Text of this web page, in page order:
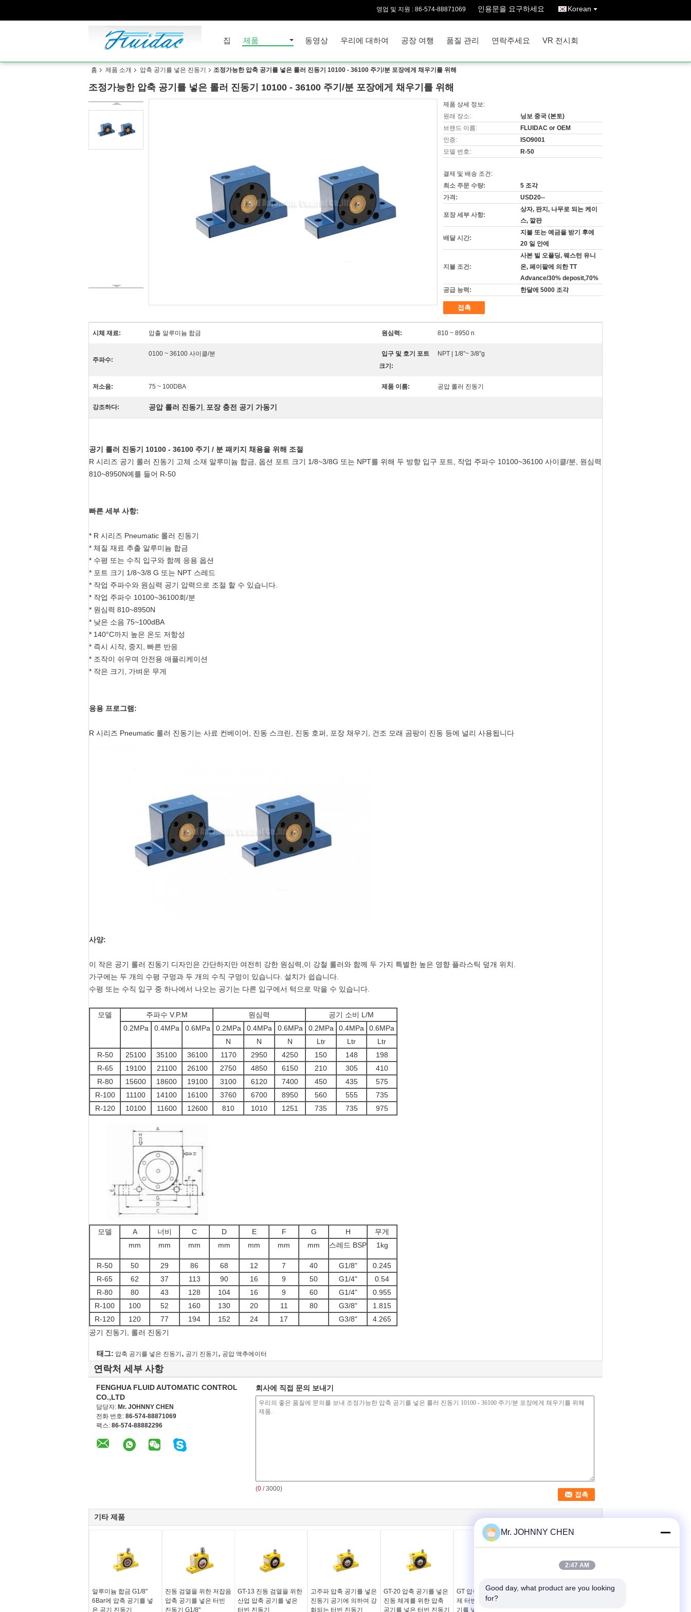
영업 및 지원 : 86-574-88871069 인용문을 요구하세요 Korean
집 제품 동영상 우리에 대하여 공장 여행 품질 관리 연락주세요 VR 전시회
홈 제품 소개 압축 공기를 넣은 진동기 조정가능한 압축 공기를 넣은 롤러 진동기 10100 - 36100 주기/분 포장에게 채우기를 위해
조정가능한 압축 공기를 넣은 롤러 진동기 10100 - 36100 주기/분 포장에게 채우기를 위해
제품 상세 정보:
원래 장소:
닝보 중국 (본토)
브랜드 이름:
FLUIDAC or OEM
인증:
ISO9001
모델 번호:
R-50
결제 및 배송 조건:
최소 주문 수량:
5 조각
가격:
USD20--
포장 세부 사항:
상자, 판지, 나무로 되는 케이
스, 깔판
배달 시간:
지불 또는 예금을 받기 후에
20 일 안에
지불 조건:
사본 빌 오플딩, 웨스턴 유니
온, 페이팔에 의한 TT
Advance/30% deposit,70%
공급 능력:
한달에 5000 조각
접촉
시체 재료: 압출 알루미늄 합금 원심력: 810 ~ 8950 n
주파수:
0100 ~ 36100 사이클/분
입구 및 호기 포트
크기:
NPT | 1/8”~ 3/8”g
저소음: 75 ~ 100DBA 제품 이름: 공압 롤러 진동기
강조하다: 공압 롤러 진동기 , 포장 충전 공기 가동기
공기 롤러 진동기 10100 - 36100 주기 / 분 패키지 채용을 위해 조절
R 시리즈 공기 롤러 진동기 고체 소재 알루미늄 합금, 옵션 포트 크기 1/8~3/8G 또는 NPT를 위해 두 방향 입구 포트, 작업 주파수 10100~36100 사이클/분, 원심력
810~8950N예를 들어 R-50
빠른 세부 사항:
* R 시리즈 Pneumatic 롤러 진동기
* 체질 재료 추출 알루미늄 합금
* 수평 또는 수직 입구와 함께 응용 옵션
* 포트 크기 1/8~3/8 G 또는 NPT 스레드
* 작업 주파수와 원심력 공기 압력으로 조절 할 수 있습니다.
* 작업 주파수 10100~36100회/분
* 원심력 810~8950N
* 낮은 소음 75~100dBA
* 140°C까지 높은 온도 저항성
* 즉시 시작, 중지, 빠른 반응
* 조작이 쉬우며 안전용 애플리케이션
* 작은 크기, 가벼운 무게
응용 프로그램:
R 시리즈 Pneumatic 롤러 진동기는 사료 컨베이어, 진동 스크린, 진동 호퍼, 포장 채우기, 건조 모래 곰팡이 진동 등에 널리 사용됩니다
사양:
이 작은 공기 롤러 진동기 디자인은 간단하지만 여전히 강한 원심력,이 강철 롤러와 함께 두 가지 특별한 높은 영향 플라스틱 덮개 위치.
가구에는 두 개의 수평 구멍과 두 개의 수직 구멍이 있습니다. 설치가 쉽습니다.
수평 또는 수직 입구 중 하나에서 나오는 공기는 다른 입구에서 턱으로 막을 수 있습니다.
모델 주파수 V.P.M 원심력
공기 소비 L/M
0.2MPa
0.4MPa 0.6MPa 0.2MPa 0.4MPa 0.6MPa 0.2MPa 0.4MPa
0.6MPa
N
N N Ltr Ltr
Ltr
R-50
25100 35100 36100 1170 2950 4250 150 148
198
R-65
19100 21100 26100 2750 4850 6150 210 305
410
R-80
15600 18600 19100 3100 6120 7400 450 435
575
R-100
11100 14100 16100 3760 6700 8950 560 555
735
R-120
10100 11600 12600 810 1010 1251 735 735 975
모델 A 너비 C D E F G H
무게
mm
mm mm mm mm mm mm 스레드 BSP 1kg
R-50 50 29 86 68 12 7 40 G1/8"
0.245
R-65
62 37 113 90 16 9 50 G1/4"
0.54
R-80
80 43 128 104 16 9 60 G1/4"
0.955
R-100
100 52 160 130 20 11 80 G3/8"
1.815
R-120
120 77 194 152 24 17 G3/8"
4.265
공기 진동기, 롤러 진동기
태그: 압축 공기를 넣은 진동기 , 공기 진동기 , 공압 액추에이터
연락처 세부 사항
FENGHUA FLUID AUTOMATIC CONTROL
CO.,LTD
담당자: Mr. JOHNNY CHEN
전화 번호: 86-574-88871069
팩스: 86-574-88882296
회사에 직접 문의 보내기
(0 / 3000)
기타 제품
알루미늄 합금 G1/8"
6Bar에 압축 공기를 넣
은 공기 진동기
진동 검열을 위한 저잡음
압축 공기를 넣은 터빈
진동기 G1/8"
GT-13 진동 검열을 위한
산업 압축 공기를 넣은
터빈 진동기
고주파 압축 공기를 넣은
진동기 공기에 의하여 강
화되는 터빈 진동기
GT-20 압축 공기를 넣은
진동 체계를 위한 압축
공기를 넣은 터빈 진동기
GT 압축 공기를 넣은 통
제 터빈 진동기, 압축 공
기를 넣은 진동자
GT-32 산업 먹이는 컨베
Mr. JOHNNY CHEN
2:47 AM
Good day, what product are you looking
for?